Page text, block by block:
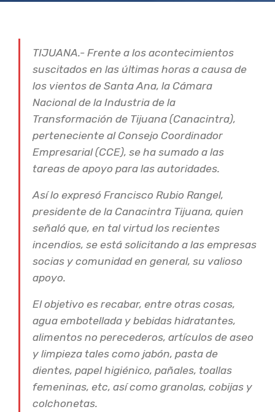
TIJUANA.- Frente a los acontecimientos
suscitados en las últimas horas a causa de
los vientos de Santa Ana, la Cámara
Nacional de la Industria de la
Transformación de Tijuana (Canacintra),
perteneciente al Consejo Coordinador
Empresarial (CCE), se ha sumado a las
tareas de apoyo para las autoridades.
Así lo expresó Francisco Rubio Rangel,
presidente de la Canacintra Tijuana, quien
señaló que, en tal virtud los recientes
incendios, se está solicitando a las empresas
socias y comunidad en general, su valioso
apoyo.
El objetivo es recabar, entre otras cosas,
agua embotellada y bebidas hidratantes,
alimentos no perecederos, artículos de aseo
y limpieza tales como jabón, pasta de
dientes, papel higiénico, pañales, toallas
femeninas, etc, así como granolas, cobijas y
colchonetas.